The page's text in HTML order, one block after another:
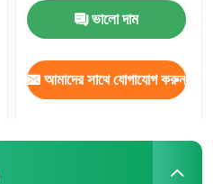
ভালো দাম
আমাদের সাথে যোগাযোগ করুন